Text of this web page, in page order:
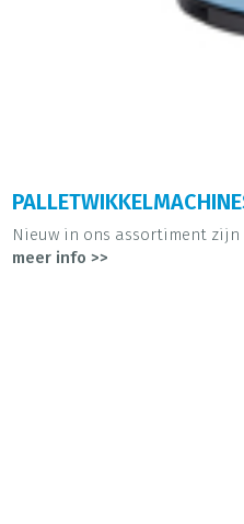
Nieuw in ons assortiment
meer info >>